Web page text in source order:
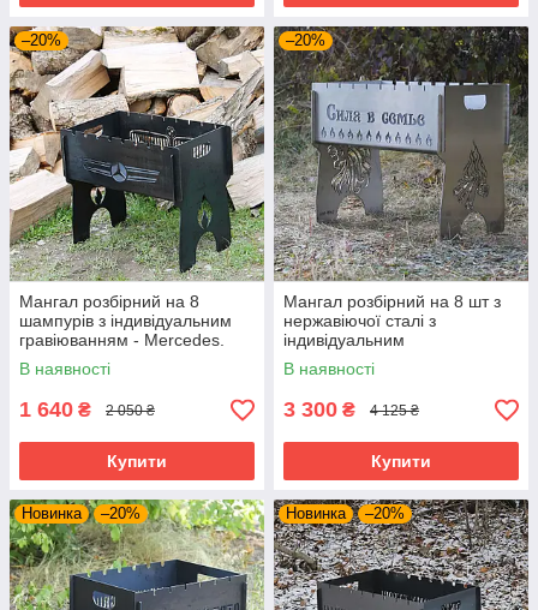
–20%
Мангал розбірний на 8
шампурів з індивідуальним
гравіюванням - Mercedes.
Розмір – 500х300х440 мм
В наявності
1 640 ₴ 2 050 ₴
Купити
–20%
Мангал розбірний на 8 шт з
нержавіючої сталі з
індивідуальним
гравіюванням. Розмір –
500х300х440 мм
В наявності
3 300 ₴ 4 125 ₴
Купити
Новинка –20% Новинка –20%